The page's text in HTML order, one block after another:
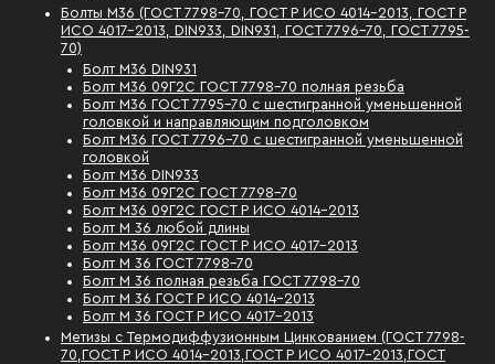
Болты М36 (ГОСТ 7798-70, ГОСТ Р ИСО 4014-2013, ГОСТ Р
ИСО 4017-2013, DIN933, DIN931, ГОСТ 7796-70, ГОСТ 7795-
70)
Болт М36 DIN931
Болт М36 09Г2С ГОСТ 7798-70 полная резьба
Болт М36 ГОСТ 7795-70 с шестигранной уменьшенной
головкой и направляющим подголовком
Болт М36 ГОСТ 7796-70 с шестигранной уменьшенной
головкой
Болт М36 DIN933
Болт М36 09Г2С ГОСТ 7798-70
Болт М36 09Г2С ГОСТ Р ИСО 4014-2013
Болт М 36 любой длины
Болт М36 09Г2С ГОСТ Р ИСО 4017-2013
Болт М 36 ГОСТ 7798-70
Болт М 36 полная резьба ГОСТ 7798-70
Болт М 36 ГОСТ Р ИСО 4014-2013
Болт М 36 ГОСТ Р ИСО 4017-2013
Метизы с Термодиффузионным Цинкованием (ГОСТ 7798-
70,ГОСТ Р ИСО 4014-2013,ГОСТ Р ИСО 4017-2013,ГОСТ